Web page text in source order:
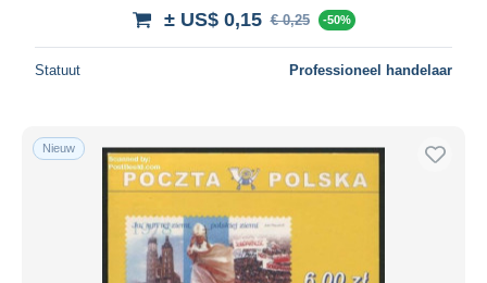
± US$ 0,15 € 0,25 -50%
Statuut Professioneel handelaar
Nieuw